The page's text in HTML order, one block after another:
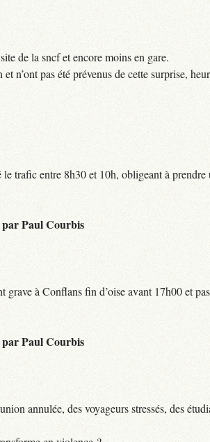
de la sncf et encore moins en gare.
pas été prévenus de cette surprise,
trafic entre 8h30 et 10h, obligeant à
parPaul Courbis
à Conflans fin d’oise avant 17h00 et
parPaul Courbis
annulée, des voyageurs stressés, des